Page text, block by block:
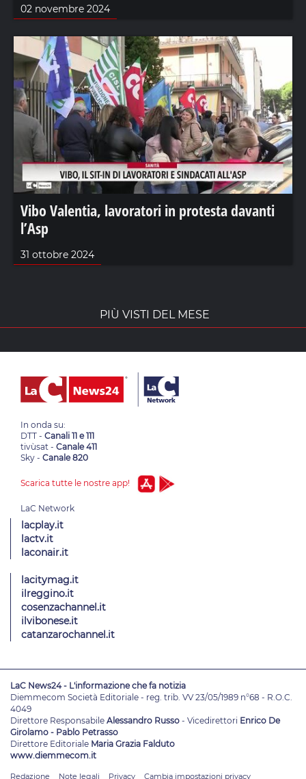
02 novembre 2024
Vibo Valentia, lavoratori in protesta davanti
l’Asp
31 ottobre 2024
PIÙ VISTI DEL MESE
In onda su:
DTT - Canali 11 e 111
tivùsat - Canale 411
Sky - Canale 820
Scarica tutte le nostre app!
lacplay.it
lactv.it
laconair.it
lacitymag.it
ilreggino.it
cosenzachannel.it
ilvibonese.it
catanzarochannel.it
LaC News24 - L'informazione che fa notizia
Diemmecom Società Editoriale - reg. trib. VV 23/05/1989 n°68 - R.O.C.
4049
Direttore Responsabile Alessandro Russo - Vicedirettori Enrico De
Girolamo - Pablo Petrasso
Direttore Editoriale Maria Grazia Falduto
www.diemmecom.it
Redazione Note legali Privacy Cambia impostazioni privacy